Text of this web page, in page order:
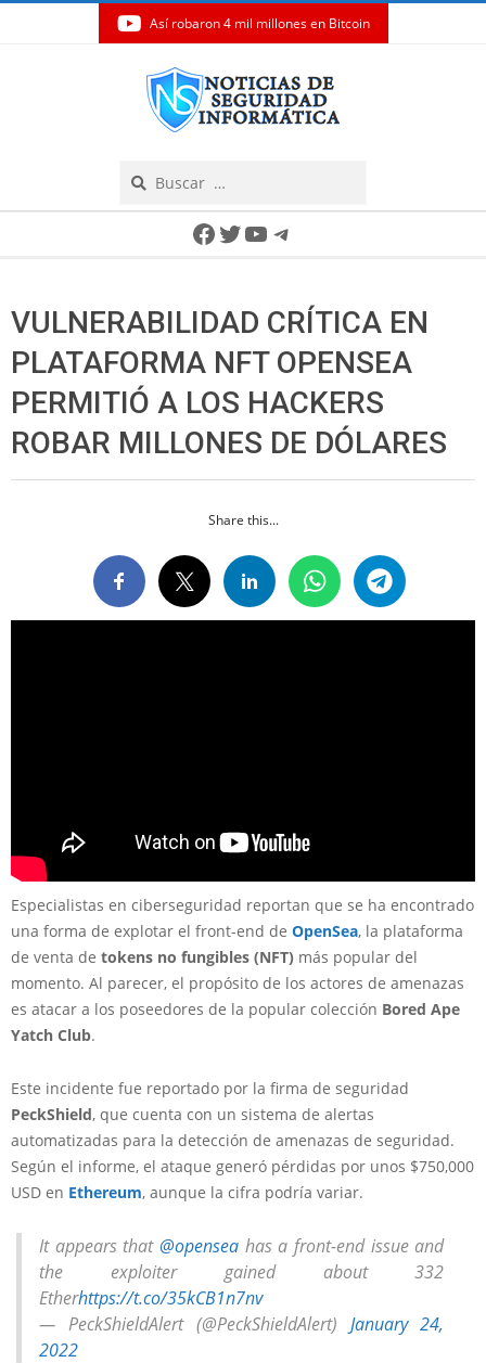
Así robaron 4 mil millones en Bitcoin
Facebook
Twitter
YouTube
Telegram
VULNERABILIDAD CRÍTICA EN
PLATAFORMA NFT OPENSEA
PERMITIÓ A LOS HACKERS
ROBAR MILLONES DE DÓLARES
Share this...
Especialistas en ciberseguridad reportan que se ha encontrado
una forma de explotar el front-end de OpenSea, la plataforma
de venta de tokens no fungibles (NFT) más popular del
momento. Al parecer, el propósito de los actores de amenazas
es atacar a los poseedores de la popular colección Bored Ape
Yatch Club.
Este incidente fue reportado por la firma de seguridad
PeckShield, que cuenta con un sistema de alertas
automatizadas para la detección de amenazas de seguridad.
Según el informe, el ataque generó pérdidas por unos $750,000
USD en Ethereum, aunque la cifra podría variar.
It appears that @opensea has a front-end issue and
the exploiter gained about 332
Etherhttps://t.co/35kCB1n7nv
— PeckShieldAlert (@PeckShieldAlert) January 24,
2022